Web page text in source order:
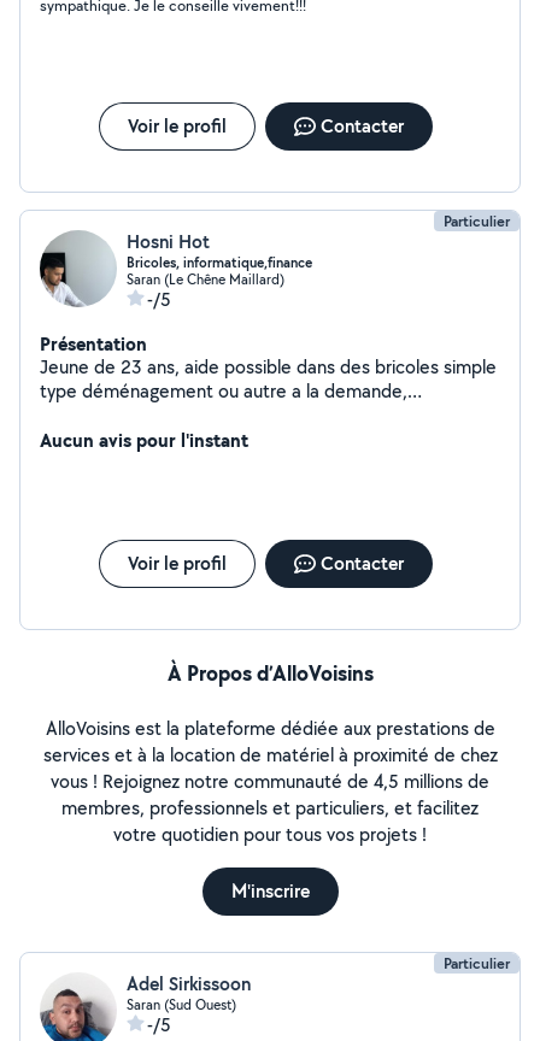
sympathique. Je le conseille vivement!!!
Voir le profil Contacter
Particulier
Hosni Hot
Bricoles, informatique,finance
Saran (Le Chêne Maillard)
-/5
Présentation
Jeune de 23 ans, aide possible dans des bricoles simple
type déménagement ou autre a la demande,
Aucun avis pour l'instant
Voir le profil Contacter
À Propos d’AlloVoisins
AlloVoisins est la plateforme dédiée aux prestations de
services et à la location de matériel à proximité de chez
vous ! Rejoignez notre communauté de 4,5 millions de
membres, professionnels et particuliers, et facilitez
votre quotidien pour tous vos projets !
M'inscrire
Particulier
Adel Sirkissoon
Saran (Sud Ouest)
-/5